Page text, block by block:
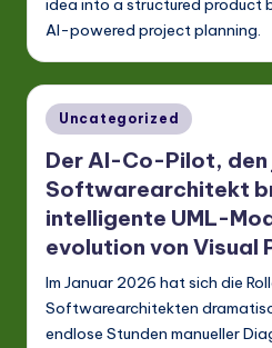
idea into a structured product
AI-powered project planning.
Posted
in
Uncategorized
Der AI-Co-Pilot, den
Softwarearchitekt
intelligente UML-
evolution von Visual
Im Januar 2026 hat sich die
Softwarearchitekten
endlose Stunden manueller